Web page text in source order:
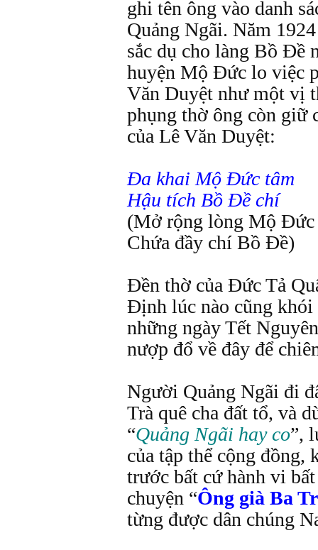
ghi tên ông vào danh
Quảng Ngãi. Năm
sắc dụ cho làng Bồ Đề
huyện Mộ Đức lo việc
Văn Duyệt như một vị
phụng thờ ông còn giữ
của Lê Văn Duyệt:
Đa khai Mộ Đức tâm
Hậu tích Bồ Đề chí
(Mở rộng lòng Mộ Đức
Chứa đầy chí Bồ Đề)
Đền thờ của Đức Tả
Định lúc nào cũng
những ngày Tết
nượp đổ về đây để
Người Quảng Ngãi đi
Trà quê cha đất tổ, và
“Quảng Ngãi hay co”,
của tập thể cộng đồng,
trước bất cứ hành vi
chuyện “Ông già Ba
từng được dân chúng